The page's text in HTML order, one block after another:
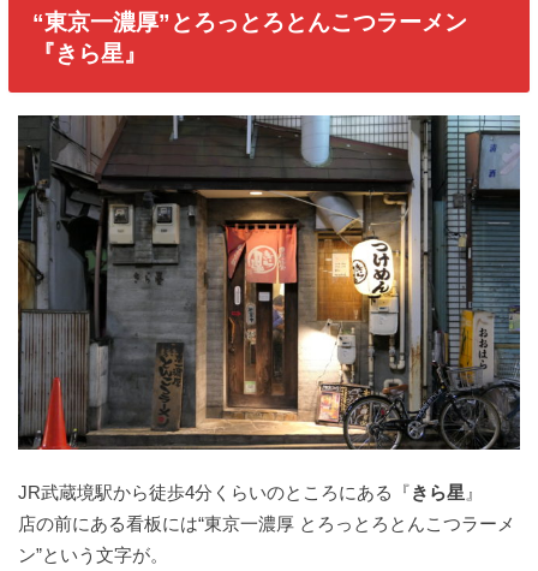
“東京一濃厚”とろっとろとんこつラーメン
『きら星』
JR武蔵境駅から徒歩4分くらいのところにある『きら星 』
店の前にある看板には“東京一濃厚 とろっとろとんこつラーメ
ン”という文字が。